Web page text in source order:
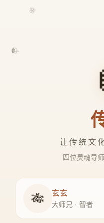
🍃
🌸
让传统文
四位灵魂导
🎋 玄玄
大师兄 · 智者